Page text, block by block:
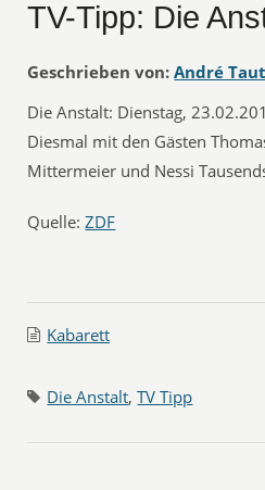
TV-Tipp: Die
Geschrieben von: André
Die Anstalt: Dienstag,
Diesmal mit den Gästen
Mittermeier und Nessi
Quelle:ZDF
Kabarett
Die Anstalt,TV Tipp